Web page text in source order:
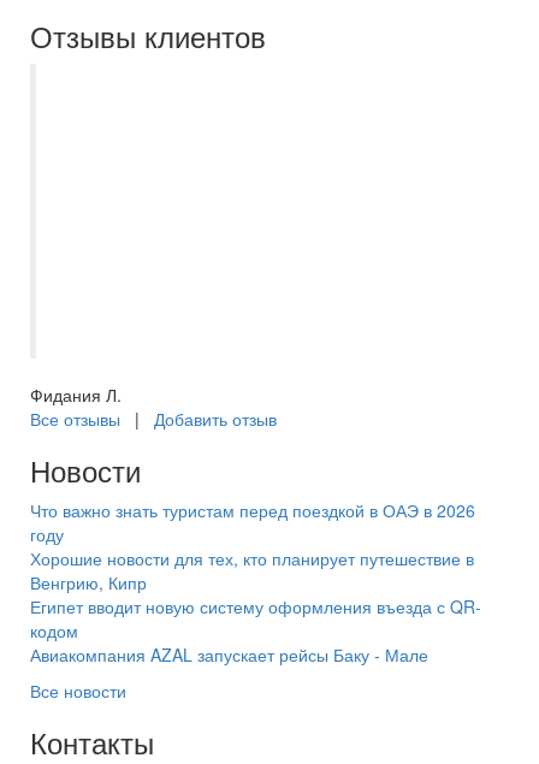
Отзывы клиентов
Фидания Л.
Все отзывы | Добавить отзыв
Новости
Что важно знать туристам перед поездкой в ОАЭ в 2026
году
Хорошие новости для тех, кто планирует путешествие в
Венгрию, Кипр
Египет вводит новую систему оформления въезда с QR-
кодом
Авиакомпания AZAL запускает рейсы Баку - Мале
Все новости
Контакты